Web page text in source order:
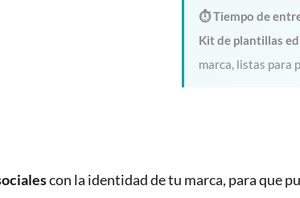
⏱ Tiempo de
Kit de plantillas
marca, listas para
con la identidad de tu marca, para que